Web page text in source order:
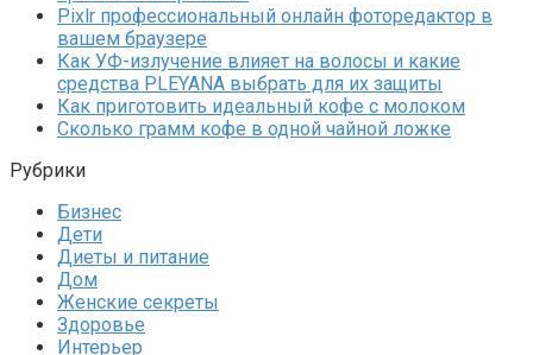
Pixlr профессиональный онлайн фоторедактор в
вашем браузере
Как УФ-излучение влияет на волосы и какие
средства PLEYANA выбрать для их защиты
Как приготовить идеальный кофе с молоком
Сколько грамм кофе в одной чайной ложке
Рубрики
Бизнес
Дети
Диеты и питание
Дом
Женские секреты
Здоровье
Интерьер